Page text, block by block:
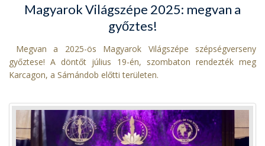
Magyarok Világszépe 2025: megvan a
győztes!
Megvan a 2025-ös Magyarok Világszépe szépségverseny
győztese! A döntőt július 19-én, szombaton rendezték meg
Karcagon, a Sámándob előtti területen.